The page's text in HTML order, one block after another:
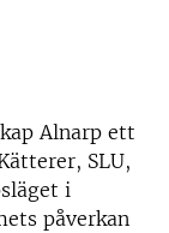
Alnarp ett
SLU,
i
påverkan